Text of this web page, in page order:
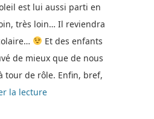
est lui aussi parti en
très loin… Il reviendra
Et des enfants
de mieux que de nous
tour de rôle. Enfin, bref,
la lecturede